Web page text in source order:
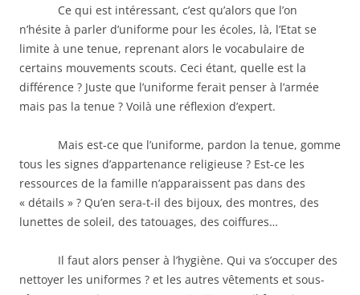
Ce qui est intéressant, c’est qu’alors que l’on
n’hésite à parler d’uniforme pour les écoles, là, l’Etat se
limite à une tenue, reprenant alors le vocabulaire de
certains mouvements scouts. Ceci étant, quelle est la
différence ? Juste que l’uniforme ferait penser à l’armée
mais pas la tenue ? Voilà une réflexion d’expert.
Mais est-ce que l’uniforme, pardon la tenue, gomme
tous les signes d’appartenance religieuse ? Est-ce les
ressources de la famille n’apparaissent pas dans des
« détails » ? Qu’en sera-t-il des bijoux, des montres, des
lunettes de soleil, des tatouages, des coiffures…
Il faut alors penser à l’hygiène. Qui va s’occuper des
nettoyer les uniformes ? et les autres vêtements et sous-